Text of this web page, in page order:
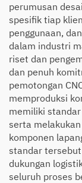
perumusan
spesifik tiap
penggunaan,
dalam industri
riset dan
dan penuh
pemotongan
memproduksi
memiliki
serta
komponen
standar
dukungan
seluruh proses